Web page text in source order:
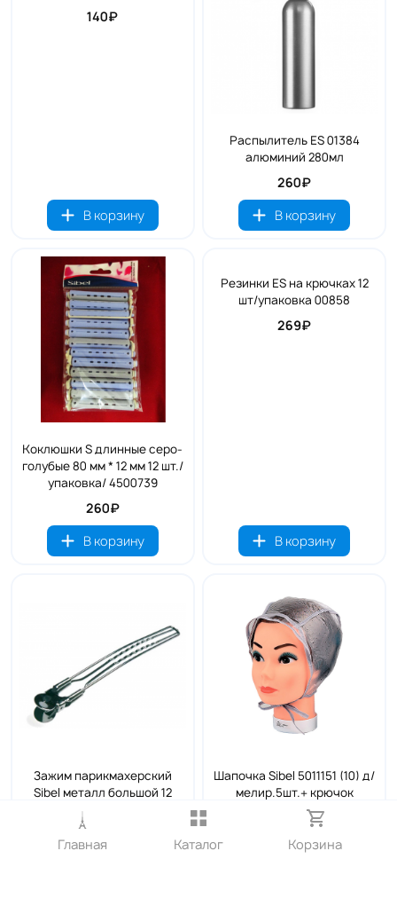
140₽
В корзину
Распылитель ES 01384
алюминий 280мл
260₽
В корзину
Коклюшки S длинные серо-
голубые 80 мм * 12 мм 12 шт./
упаковка/ 4500739
260₽
В корзину
Резинки ES на крючках 12
шт/упаковка 00858
269₽
В корзину
Зажим парикмахерский
Sibel металл большой 12
штук. 9340432
498₽
Шапочка Sibel 5011151 (10) д/
мелир.5шт.+ крючок
319₽
Главная Каталог Корзина